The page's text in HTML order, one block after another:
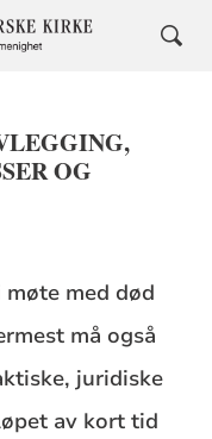
OG
med død
må også
juridiske
av kort tid